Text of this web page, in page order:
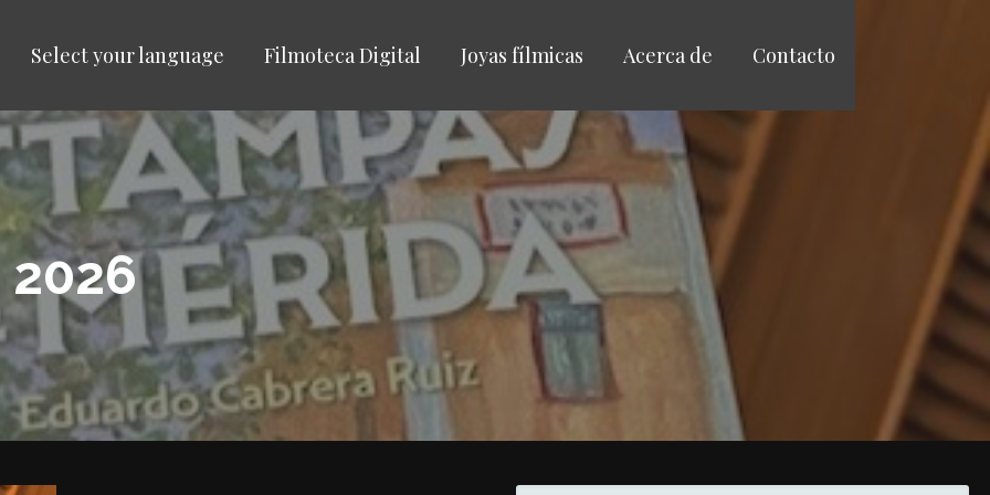
Select your language Filmoteca Digital Joyas fílmicas Acerca de Contacto
2026